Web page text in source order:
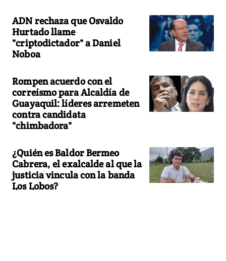
ADN rechaza que Osvaldo
Hurtado llame
"criptodictador" a Daniel
Noboa
Rompen acuerdo con el
correísmo para Alcaldía de
Guayaquil: líderes arremeten
contra candidata
"chimbadora"
¿Quién es Baldor Bermeo
Cabrera, el exalcalde al que la
justicia vincula con la banda
Los Lobos?